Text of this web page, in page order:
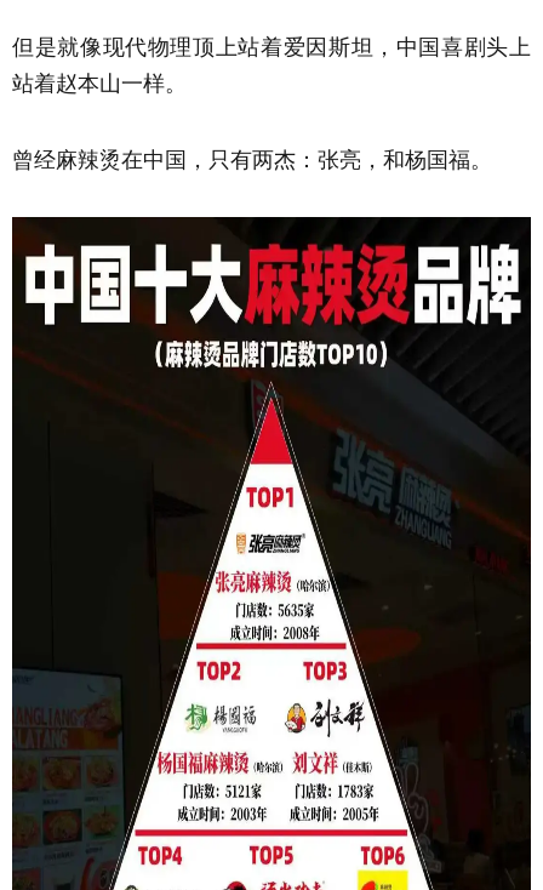
但是就像现代物理顶上站着爱因斯坦，中国喜剧头上
站着赵本山一样。
曾经麻辣烫在中国，只有两杰：张亮，和杨国福。